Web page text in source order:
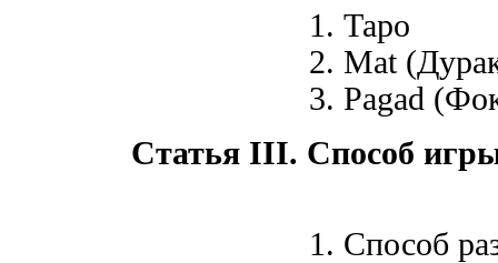
1. Таро
2. Mat
3. Pagad
Статья III. Способ
1. Способ